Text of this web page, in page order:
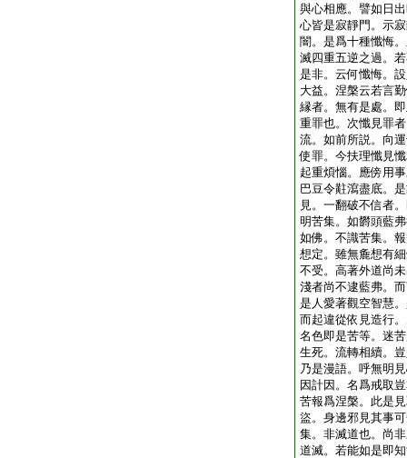
與心相應。譬如日
心皆是寂靜門。示
闇。是爲十種懺悔
滅四重五逆之過。
是非。云何懺悔。
大益。涅槃云若言
縁者。無有是處。
重罪也。次懺見罪
流。如前所説。向
使罪。今扶理懺見
起重煩惱。應傍用
巴豆令黈瀉盡底。
見。一翻破不信者
明苦集。如欝頭藍
如佛。不識苦集。
想定。雖無麁想有
不受。高著外道尚
淺者尚不逮藍弗。
是人愛著觀空智慧
而起違從依見造行
名色即是苦等。迷
生死。流轉相續。
乃是漫語。呼無明
因計因。名爲戒取
苦報爲涅槃。此是
盜。身邊邪見其事
集。非滅道也。尚
道滅。若能如是即